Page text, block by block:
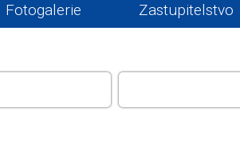
Fotogalerie Zastupitelstvo